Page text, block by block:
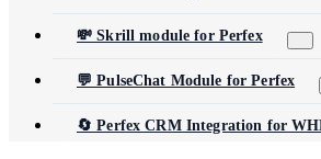
💸 Skrill module for Perfex
💬 PulseChat Module for Perfex
🔄 Perfex CRM Integration for